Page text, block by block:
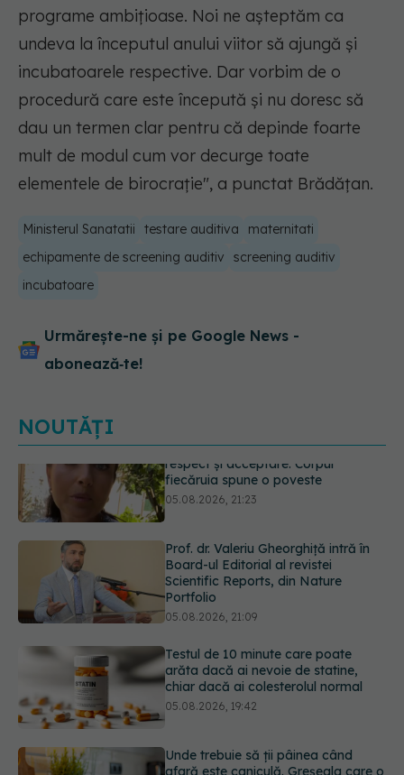
programe ambiţioase. Noi ne aşteptăm ca
undeva la începutul anului viitor să ajungă şi
incubatoarele respective. Dar vorbim de o
procedură care este începută şi nu doresc să
dau un termen clar pentru că depinde foarte
mult de modul cum vor decurge toate
elementele de birocraţie", a punctat Brădăţan.
Ministerul Sanatatii testare auditiva
maternitati
echipamente de screening auditiv
screening auditiv
incubatoare
Urmărește-ne și pe Google News -
abonează‑te!
NOUTĂȚI
Prof. dr. Valeriu Gheorghiță intră în
Board-ul Editorial al revistei
05.08.2026, 21:09
Testul de 10 minute care poate
arăta dacă ai nevoie de statine,
05.08.2026, 19:42
Unde trebuie să ții pâinea când
afară este caniculă. Greșeala care o
05.08.2026, 18:33